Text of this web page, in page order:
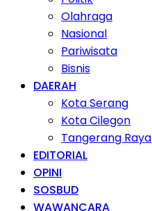
Olahraga
Nasional
Pariwisata
Bisnis
DAERAH
Kota Serang
Kota Cilegon
Tangerang Raya
EDITORIAL
OPINI
SOSBUD
WAWANCARA